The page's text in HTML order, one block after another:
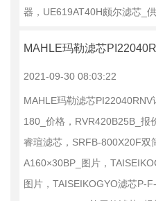
器，UE619AT40H颇尔滤芯_
MAHLE玛勒滤芯
2021-09-30 08:03:22
MAHLE玛勒滤芯
180_价格，RVR420B25B_报
睿瑄滤芯，SRFB-800X20F双
A160×30BP_图片，
图片，TAISEIKOGYO滤芯P-